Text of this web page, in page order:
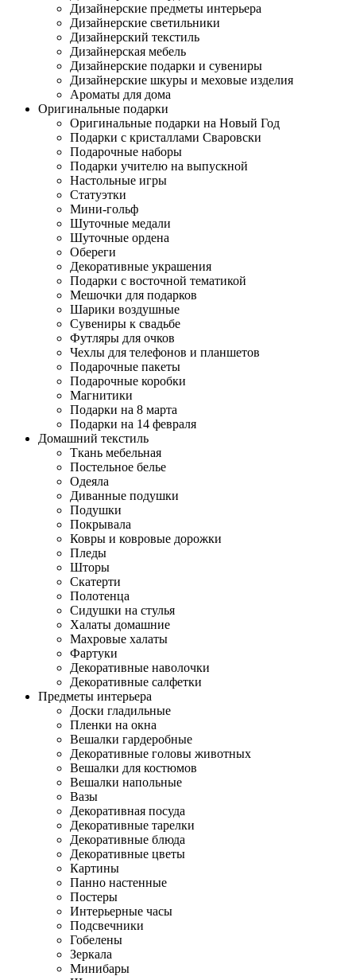
Дизайнерские предметы интерьера
Дизайнерские светильники
Дизайнерский текстиль
Дизайнерская мебель
Дизайнерские подарки и сувениры
Дизайнерские шкуры и меховые изделия
Ароматы для дома
Оригинальные подарки
Оригинальные подарки на Новый Год
Подарки с кристаллами Сваровски
Подарочные наборы
Подарки учителю на выпускной
Настольные игры
Статуэтки
Мини-гольф
Шуточные медали
Шуточные ордена
Обереги
Декоративные украшения
Подарки с восточной тематикой
Мешочки для подарков
Шарики воздушные
Сувениры к свадьбе
Футляры для очков
Чехлы для телефонов и планшетов
Подарочные пакеты
Подарочные коробки
Магнитики
Подарки на 8 марта
Подарки на 14 февраля
Домашний текстиль
Ткань мебельная
Постельное белье
Одеяла
Диванные подушки
Подушки
Покрывала
Ковры и ковровые дорожки
Пледы
Шторы
Скатерти
Полотенца
Сидушки на стулья
Халаты домашние
Махровые халаты
Фартуки
Декоративные наволочки
Декоративные салфетки
Предметы интерьера
Доски гладильные
Пленки на окна
Вешалки гардеробные
Декоративные головы животных
Вешалки для костюмов
Вешалки напольные
Вазы
Декоративная посуда
Декоративные тарелки
Декоративные блюда
Декоративные цветы
Картины
Панно настенные
Постеры
Интерьерные часы
Подсвечники
Гобелены
Зеркала
Минибары